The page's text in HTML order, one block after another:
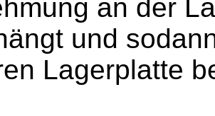
an der
und
Lagerplatte